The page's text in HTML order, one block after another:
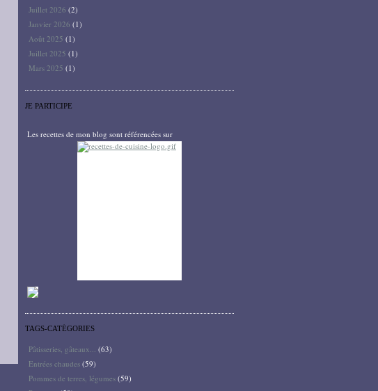
Juillet 2026 (2)
Janvier 2026 (1)
Août 2025 (1)
Juillet 2025 (1)
Mars 2025 (1)
JE PARTICIPE
Les recettes de mon blog sont référencées sur
TAGS-CATÉGORIES
Pâtisseries, gâteaux... (63)
Entrées chaudes (59)
Pommes de terres, légumes (59)